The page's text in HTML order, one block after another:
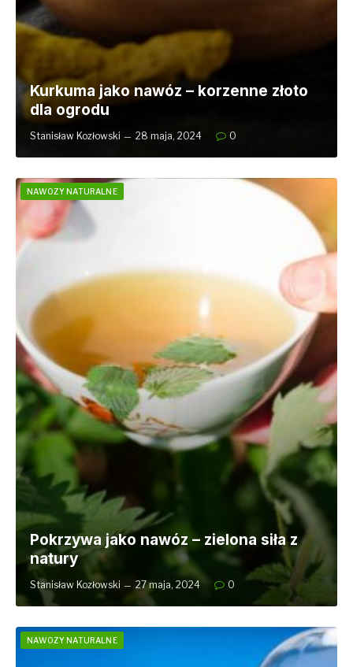
Kurkuma jako nawóz – korzenne złoto
dla ogrodu
Stanisław Kozłowski 28 maja, 2024 0
NAWOZY NATURALNE
Pokrzywa jako nawóz – zielona siła z
natury
Stanisław Kozłowski 27 maja, 2024 0
NAWOZY NATURALNE